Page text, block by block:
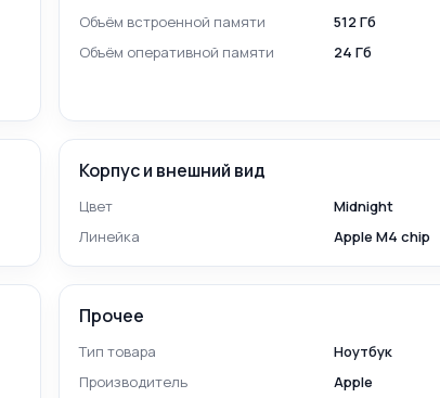
Объём встроенной памяти
512 Гб
Объём оперативной памяти
24 Гб
Корпус и внешний вид
Цвет
Midnight
Линейка
Apple M4 chip
Прочее
Тип товара
Ноутбук
Производитель
Apple